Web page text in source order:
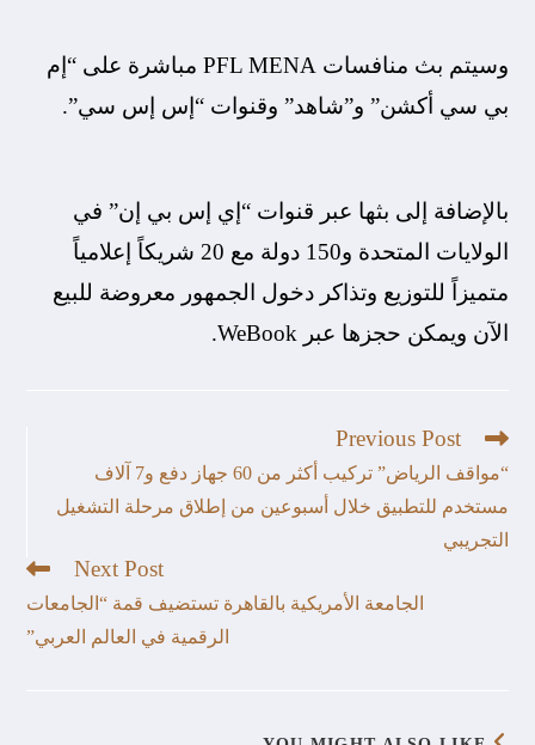
وسيتم بث منافسات PFL MENA مباشرة على “إم
بي سي أكشن” و”شاهد” وقنوات “إس إس سي”.
بالإضافة إلى بثها عبر قنوات “إي إس بي إن” في
الولايات المتحدة و150 دولة مع 20 شريكاً إعلامياً
متميزاً للتوزيع وتذاكر دخول الجمهور معروضة للبيع
الآن ويمكن حجزها عبر WeBook.
Previous Post
“مواقف الرياض” تركيب أكثر من 60 جهاز دفع و7 آلاف
مستخدم للتطبيق خلال أسبوعين من إطلاق مرحلة التشغيل
التجريبي
Next Post
الجامعة الأمريكية بالقاهرة تستضيف قمة “الجامعات
الرقمية في العالم العربي”